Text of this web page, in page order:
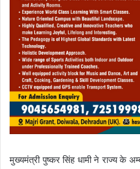
मुख्यमंत्री पुष्कर सिंह धामी ने राज्य के